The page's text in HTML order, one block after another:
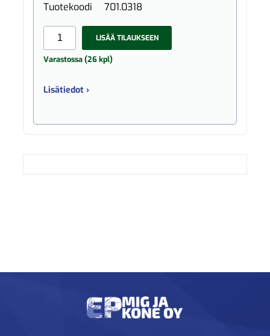
Tuotekoodi 701.0318
LISÄÄ TILAUKSEEN
Varastossa (26 kpl)
Lisätiedot ›